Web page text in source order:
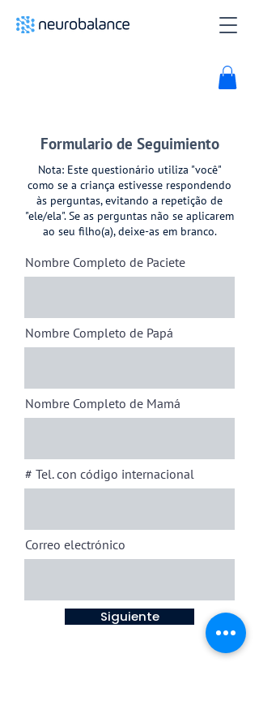
Formulario de Seguimiento
Nota: Este questionário utiliza "você"
como se a criança estivesse respondendo
às perguntas, evitando a repetição de
"ele/ela". Se as perguntas não se aplicarem
ao seu filho(a), deixe-as em branco.
Nombre Completo de Paciete
Nombre Completo de Papá
Nombre Completo de Mamá
# Tel. con código internacional
Correo electrónico
Siguiente